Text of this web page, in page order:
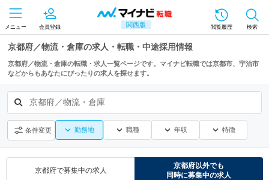
関西版
メニュー 会員登録 閲覧履歴 検索
京都府／物流・倉庫の求人・転職・中途採用情報
京都府／物流・倉庫の転職・求人一覧ページです。マイナビ転職では京都市、宇治市
などからもあなたにぴったりの求人を探せます。
京都府／物流・倉庫
条件変更 勤務地 職種 年収 特徴
京都府で募集中の求人
京都府以外でも
同時に募集中の求人